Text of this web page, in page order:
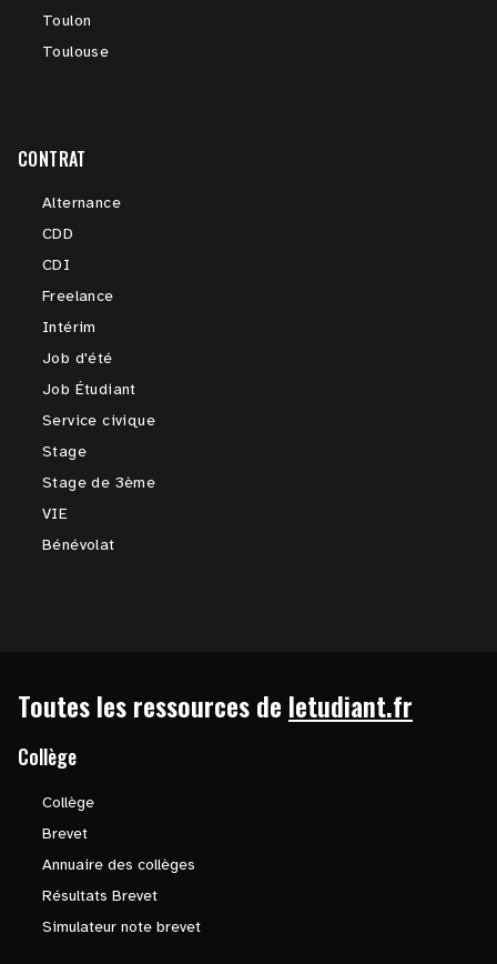
Toulon
Toulouse
CONTRAT
Alternance
CDD
CDI
Freelance
Intérim
Job d'été
Job Étudiant
Service civique
Stage
Stage de 3ème
VIE
Bénévolat
Toutes les ressources de letudiant.fr
Collège
Collège
Brevet
Annuaire des collèges
Résultats Brevet
Simulateur note brevet